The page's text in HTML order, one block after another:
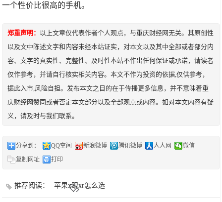
一个性价比很高的手机。
郑重声明： 以上文章仅代表作者个人观点，与重庆财经网无关。其原创性
以及文中陈述文字和内容未经本站证实，对本文以及其中全部或者部分内
容、文字的真实性、完整性、及时性本站不作出任何保证或承诺，请读者
仅作参考，并请自行核实相关内容。本文不作为投资的依据,仅供参考，
据此入市,风险自担。发布本文之目的在于传播更多信息，并不意味着重
庆财经网赞同或者否定本文部分以及全部观点或内容。如对本文内容有疑
义，请及时与我们联系。
分享到： QQ空间 新浪微博 腾讯微博 人人网
微信
复制网址
打印
推荐阅读： 苹果x跟xr怎么选